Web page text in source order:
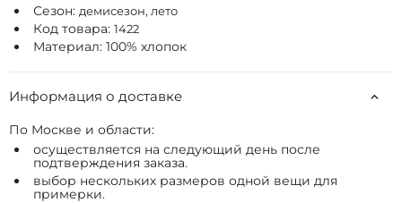
Сезон: демисезон, лето
Код товара: 1422
Материал: 100% хлопок
Информация о доставке
По Москве и области:
осуществляется на следующий день после
подтверждения заказа.
выбор нескольких размеров одной вещи для
примерки.